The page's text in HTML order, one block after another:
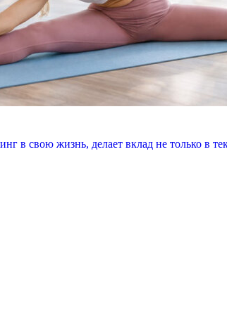
в свою жизнь, делает вклад не только в